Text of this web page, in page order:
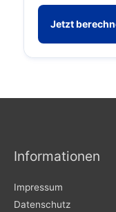
Jetzt
Informationen
Impressum
Datenschutz